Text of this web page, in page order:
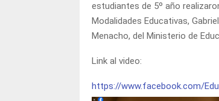
estudiantes de 5º año
Modalidades Educativas,
Menacho, del Ministerio de
Link al video:
https://www.facebook.com/